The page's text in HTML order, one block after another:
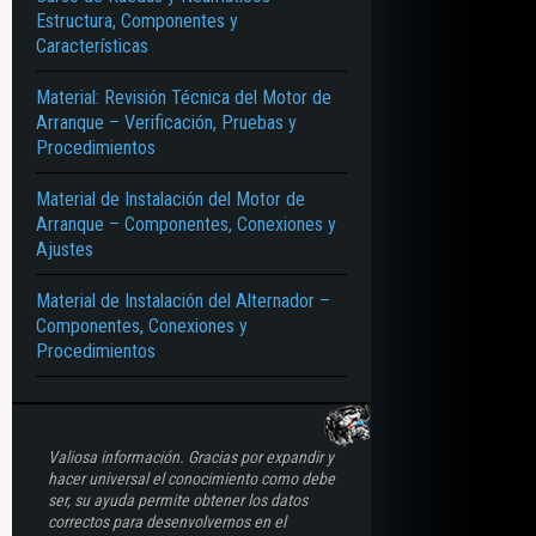
Estructura, Componentes y
Características
Material: Revisión Técnica del Motor de
Arranque – Verificación, Pruebas y
Procedimientos
Material de Instalación del Motor de
Arranque – Componentes, Conexiones y
Ajustes
Material de Instalación del Alternador –
Componentes, Conexiones y
Procedimientos
Valiosa información. Gracias por expandir y
hacer universal el conocimiento como debe
ser, su ayuda permite obtener los datos
correctos para desenvolvernos en el